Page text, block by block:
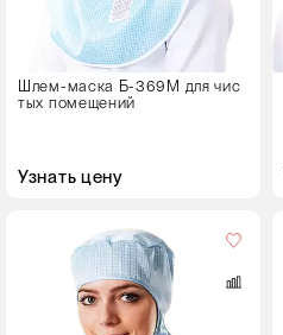
Шлем-маска Б-369М для чис
тых помещений
Узнать цену
55-62